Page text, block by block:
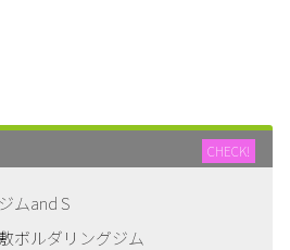
CHECK!
ムand S
ボルダリングジム